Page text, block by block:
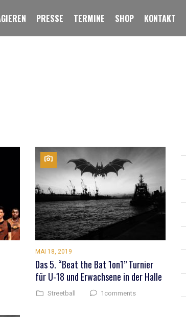
PRESSE TERMINE SHOP KONTAKT
MAI 18, 2019
Das 5. “Beat the Bat 1on1” Turnier
für U-18 und Erwachsene in der Halle
Streetball 1comments